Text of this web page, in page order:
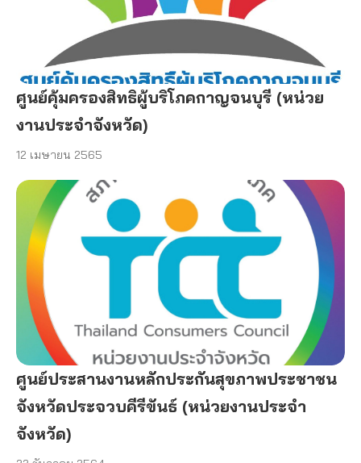
ศูนย์คุ้มครองสิทธิผู้บริโภคกาญจนบุรี (หน่วย
งานประจำจังหวัด)
12 เมษายน 2565
ศูนย์ประสานงานหลักประกันสุขภาพประชาชน
จังหวัดประจวบคีรีขันธ์ (หน่วยงานประจำ
จังหวัด)